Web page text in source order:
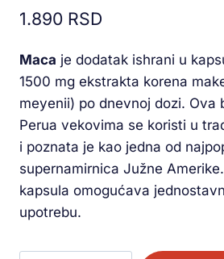
na osnovu
ocene
1.890 RSD
Maca je dodatak ishrani u
1500 mg ekstrakta korena
meyenii) po dnevnoj dozi. Ova
Perua vekovima se koristi u
i poznata je kao jedna od
supernamirnica Južne
kapsula omogućava
upotrebu.